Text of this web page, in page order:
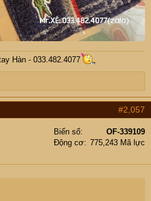
Hàn - 033.482.4077
#2,057
Biển số
OF-339109
Động cơ
775,243 Mã lực